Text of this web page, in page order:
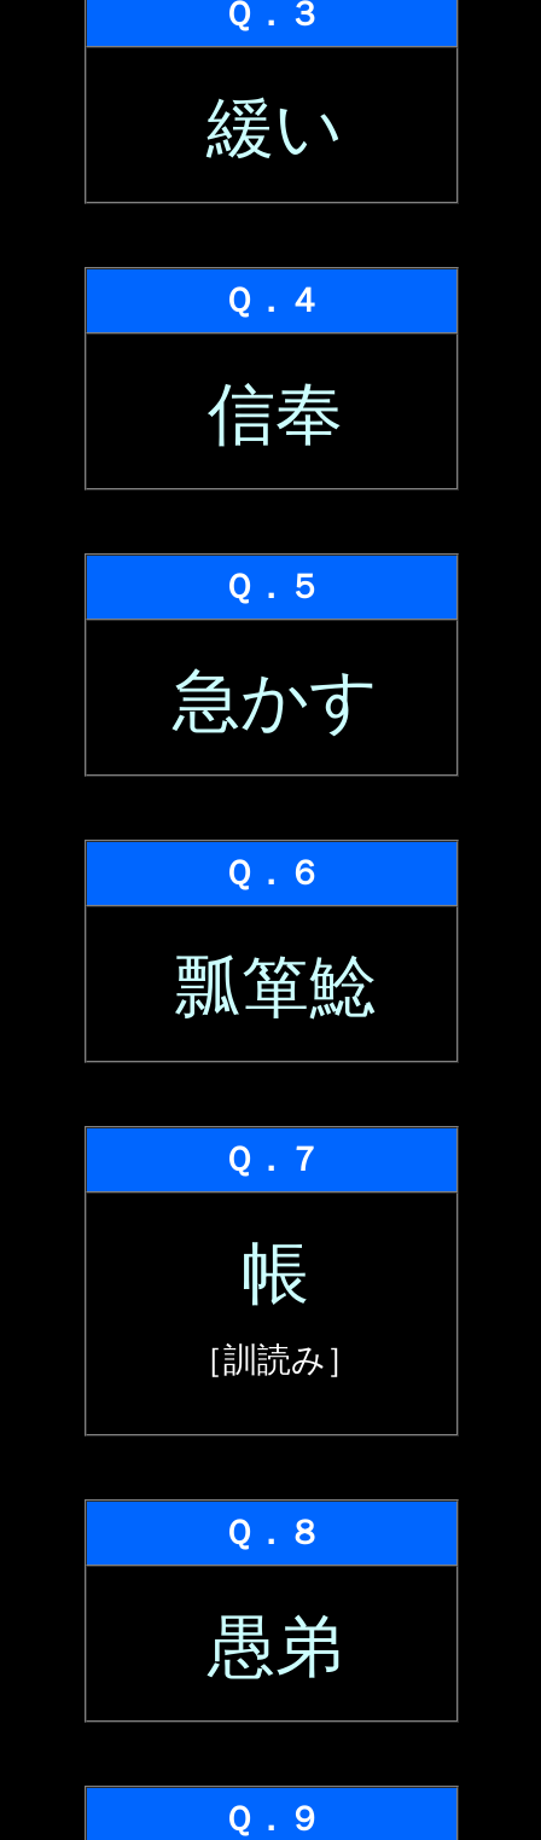
Ｑ．３
緩い
Ｑ．４
信奉
Ｑ．５
急かす
Ｑ．６
瓢箪鯰
Ｑ．７
帳
［訓読み］
Ｑ．８
愚弟
Ｑ．９